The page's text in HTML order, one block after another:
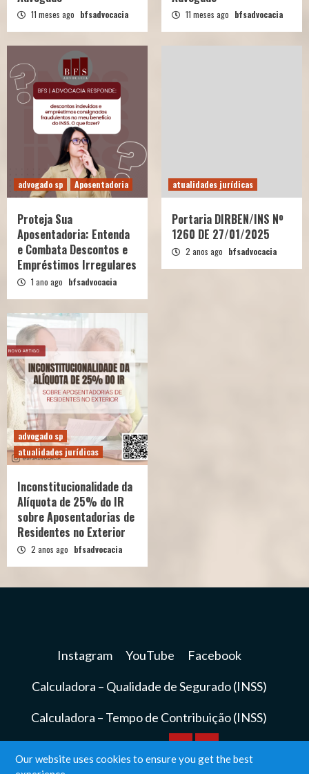
11 meses ago bfsadvocacia 11 meses ago bfsadvocacia
advogado sp Aposentadoria
Proteja Sua
Aposentadoria: Entenda
e Combata Descontos e
Empréstimos Irregulares
1 ano ago bfsadvocacia
atualidades jurídicas
Portaria DIRBEN/INS Nº
1260 DE 27/01/2025
2 anos ago bfsadvocacia
advogado sp
atualidades jurídicas
Inconstitucionalidade da
Alíquota de 25% do IR
sobre Aposentadorias de
Residentes no Exterior
2 anos ago bfsadvocacia
Instagram YouTube Facebook
Calculadora – Qualidade de Segurado (INSS)
Calculadora – Tempo de Contribuição (INSS)
InstagramYouTubeFacebook
CalculadoraCalculadora
Our website uses cookies to ensure you get the best